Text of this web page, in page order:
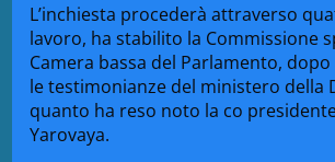
L’inchiesta procederà attraverso
lavoro, ha stabilito la Commissione
Camera bassa del Parlamento,
le testimonianze del ministero della
quanto ha reso noto la co
Yarovaya.